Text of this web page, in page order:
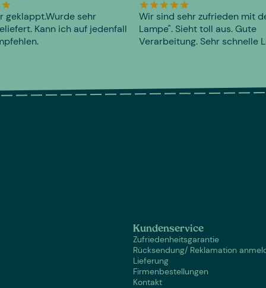
geklappt.Wurde sehr
Kann ich auf jedenfall
Wir sind sehr zufrieden mit
Lampe". Sieht toll aus. Gute
Verarbeitung. Sehr schnelle
Kundenservice
Zufriedenheitsgarantie
Rücksendung/ Reklamation
Lieferung
Firmenbestellungen
Kontakt